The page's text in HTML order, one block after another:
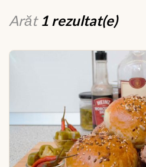
Arăt 1 rezultat(e)